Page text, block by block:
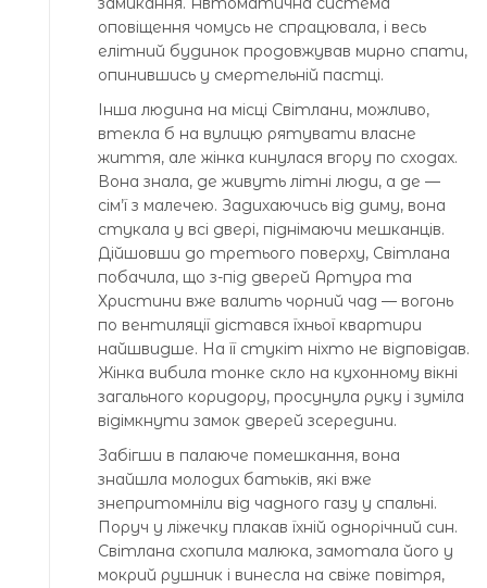
оповіщення чомусь не спрацювала, і весь
елітний будинок продовжував мирно спати,
опинившись у смертельній пастці.
Інша людина на місці Світлани, можливо,
втекла б на вулицю рятувати власне
життя, але жінка кинулася вгору по сходах.
Вона знала, де живуть літні люди, а де —
сім’ї з малечею. Задихаючись від диму, вона
стукала у всі двері, піднімаючи мешканців.
Дійшовши до третього поверху, Світлана
побачила, що з-під дверей Артура та
Христини вже валить чорний чад — вогонь
по вентиляції дістався їхньої квартири
найшвидше. На її стукіт ніхто не відповідав.
Жінка вибила тонке скло на кухонному вікні
загального коридору, просунула руку і зуміла
відімкнути замок дверей зсередини.
Забігши в палаюче помешкання, вона
знайшла молодих батьків, які вже
знепритомніли від чадного газу у спальні.
Поруч у ліжечку плакав їхній однорічний син.
Світлана схопила малюка, замотала його у
мокрий рушник і винесла на свіже повітря,